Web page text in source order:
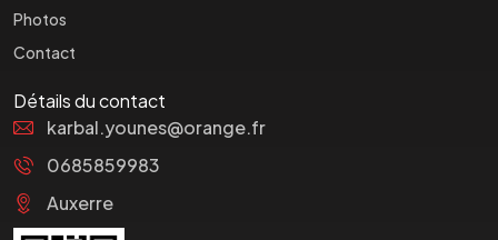
Photos
Contact
Détails du contact
karbal.younes@orange.fr
0685859983
Auxerre